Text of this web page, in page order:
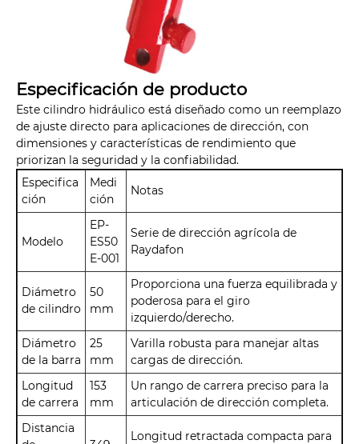
Especificación de producto
Este cilindro hidráulico está diseñado como un reemplazo
de ajuste directo para aplicaciones de dirección, con
dimensiones y características de rendimiento que
priorizan la seguridad y la confiabilidad.
Especifica
ción
Medi
ción
Notas
Modelo
EP-
ES50
E-001
Serie de dirección agrícola de
Raydafon
Diámetro
de cilindro
50
mm
Proporciona una fuerza equilibrada y
poderosa para el giro
izquierdo/derecho.
Diámetro
de la barra
25
mm
Varilla robusta para manejar altas
cargas de dirección.
Longitud
de carrera
153
mm
Un rango de carrera preciso para la
articulación de dirección completa.
Distancia
Longitud retractada compacta para